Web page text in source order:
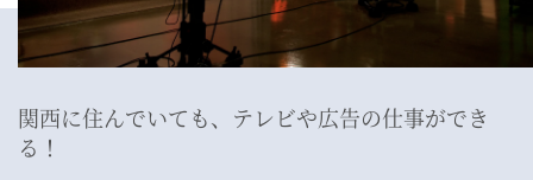
関西に住んでいても、テレビや広告の仕事ができ
る！